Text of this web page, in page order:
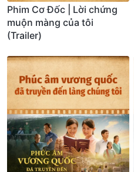
Phim Cơ Đốc | Lời chứng
muộn màng của tôi
(Trailer)